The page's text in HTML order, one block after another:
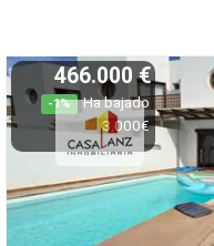
466.000 €
-1%
Ha bajado
3.000€